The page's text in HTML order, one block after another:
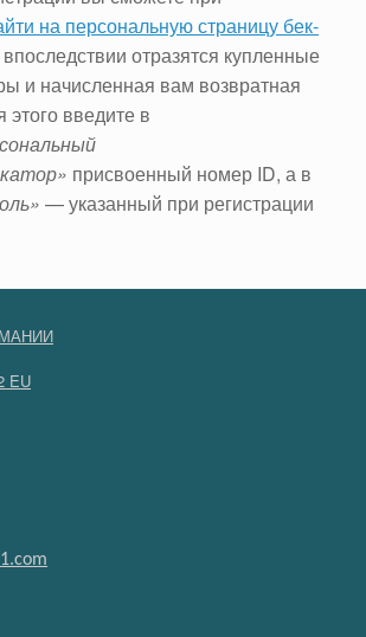
на персональную страницу бек-
впоследствии отразятся купленные
и начисленная вам возвратная
этого введите в
присвоенный номер ID, а в
— указанный при регистрации
EU